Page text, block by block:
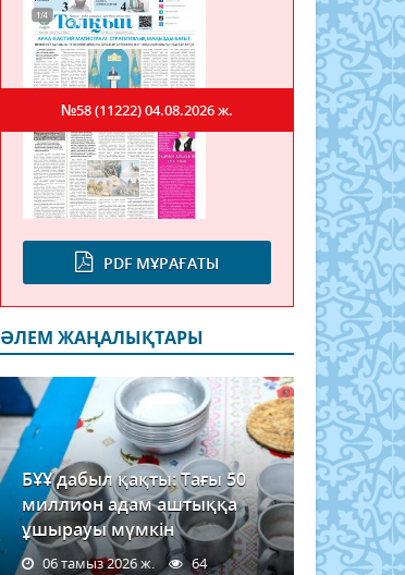
PDF МҰРАҒАТЫ
№58 (11222)04.08.2026 ж.
ӘЛЕМ ЖАҢАЛЫҚТАРЫ
БҰҰ дабыл қақты: Тағы 50
миллион адам аштыққа
ұшырауы мүмкін
06 тамыз 2026 ж. 64